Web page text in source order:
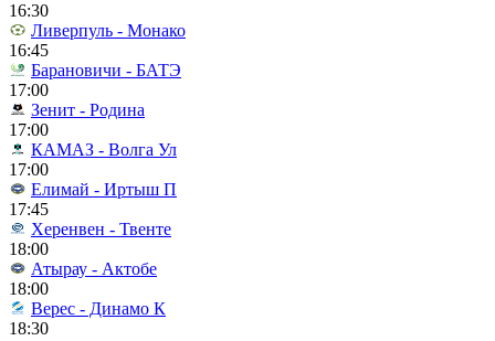
16:30
Ливерпуль - Монако
16:45
Барановичи - БАТЭ
17:00
Зенит - Родина
17:00
КАМАЗ - Волга Ул
17:00
Елимай - Иртыш П
17:45
Херенвен - Твенте
18:00
Атырау - Актобе
18:00
Верес - Динамо К
18:30